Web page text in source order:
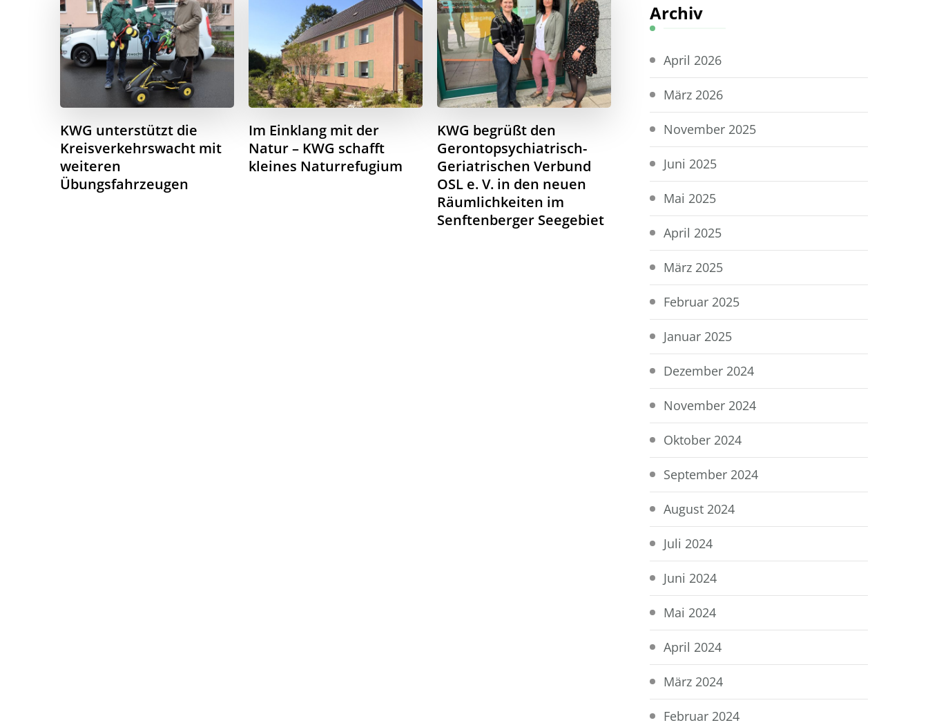
KWG unterstützt die
Kreisverkehrswacht mit
weiteren
Übungsfahrzeugen
Im Einklang mit der
Natur – KWG schafft
kleines Naturrefugium
KWG begrüßt den
Gerontopsychiatrisch-
Geriatrischen Verbund
OSL e. V. in den neuen
Räumlichkeiten im
Senftenberger Seegebiet
Archiv
April 2026
März 2026
November 2025
Juni 2025
Mai 2025
April 2025
März 2025
Februar 2025
Januar 2025
Dezember 2024
November 2024
Oktober 2024
September 2024
August 2024
Juli 2024
Juni 2024
Mai 2024
April 2024
März 2024
Februar 2024